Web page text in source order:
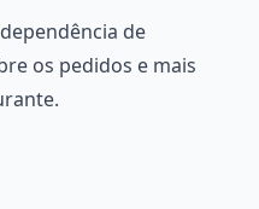
de
os pedidos e mais